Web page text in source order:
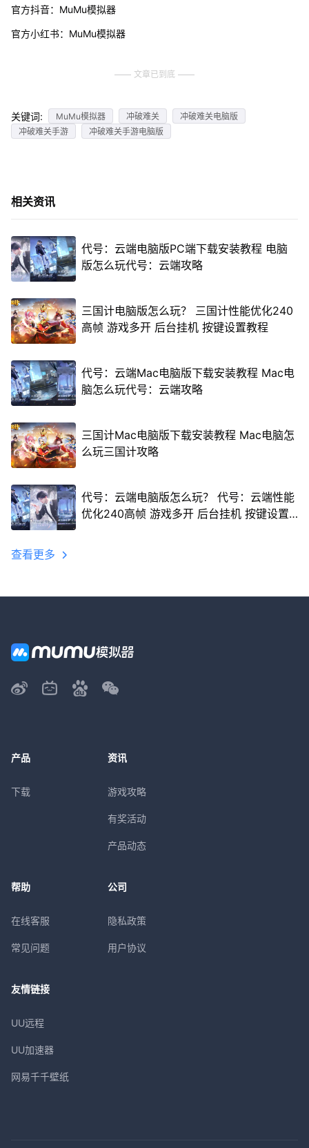
官方抖音：MuMu模拟器
官方小红书：MuMu模拟器
文章已到底
关键词: MuMu模拟器 冲破难关
冲破难关电脑版
冲破难关手游
冲破难关手游电脑版
相关资讯
代号：云端电脑版PC端下载安装教程 电脑
版怎么玩代号：云端攻略
三国计电脑版怎么玩？ 三国计性能优化240
高帧 游戏多开 后台挂机 按键设置教程
代号：云端Mac电脑版下载安装教程 Mac电
脑怎么玩代号：云端攻略
三国计Mac电脑版下载安装教程 Mac电脑怎
么玩三国计攻略
代号：云端电脑版怎么玩？ 代号：云端性能
优化240高帧 游戏多开 后台挂机 按键设置
查看更多
产品
下载
资讯
游戏攻略
有奖活动
产品动态
帮助
在线客服
常见问题
公司
隐私政策
用户协议
友情链接
UU远程
UU加速器
网易千千壁纸